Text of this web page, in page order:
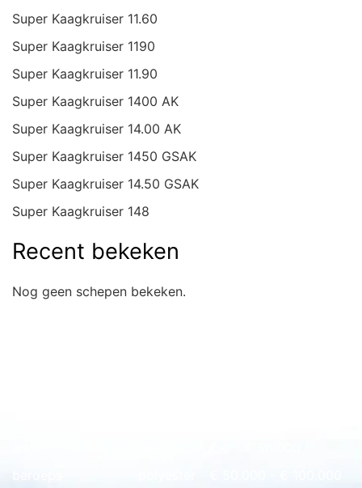
Super Kaagkruiser 11.60
Super Kaagkruiser 1190
Super Kaagkruiser 11.90
Super Kaagkruiser 1400 AK
Super Kaagkruiser 14.00 AK
Super Kaagkruiser 1450 GSAK
Super Kaagkruiser 14.50 GSAK
Super Kaagkruiser 148
Recent bekeken
Nog geen schepen bekeken.